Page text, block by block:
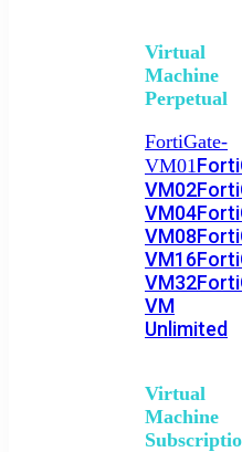
Virtual
Machine
Perpetual
FortiGate-
VM01
VM02
VM04
VM08
VM16
VM32
VM
Unlimited
Virtual
Machine